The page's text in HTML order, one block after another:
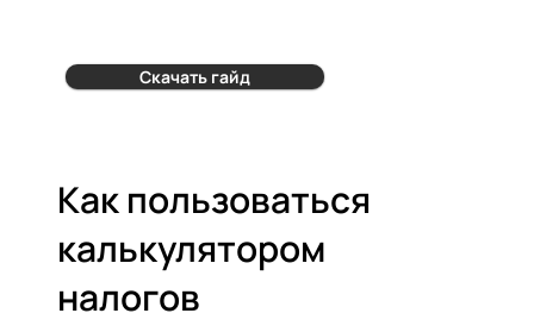
Скачать гайд
Как пользоваться
калькулятором
налогов